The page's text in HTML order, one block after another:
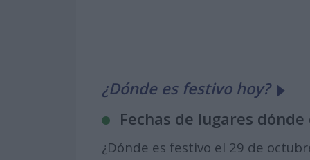
¿Dónde es festivo hoy?
Fechas de lugares
¿Dónde es festivo el 29 de